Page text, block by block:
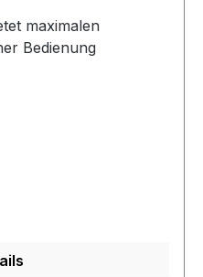
maximalen
Bedienung